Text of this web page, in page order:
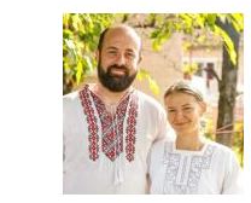
Acum cultivă
bunicilor